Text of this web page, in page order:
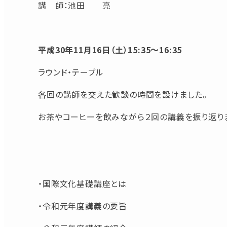
講 師：池田 亮
平成30年11月16日（土）15:35～16:35
ラウンド・テーブル
各回の講師を交えた歓談の時間を設けました。
お茶やコーヒーを飲みながら２回の講義を振り返り
・国際文化基礎講座とは
・令和元年度講義の要旨